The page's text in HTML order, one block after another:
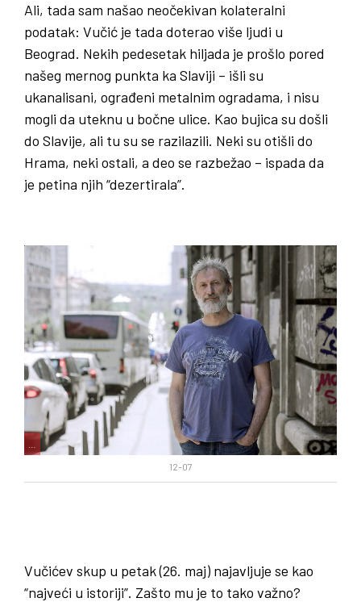
Ali, tada sam našao neočekivan kolateralni
podatak: Vučić je tada doterao više ljudi u
Beograd. Nekih pedesetak hiljada je prošlo pored
našeg mernog punkta ka Slaviji – išli su
ukanalisani, ograđeni metalnim ogradama, i nisu
mogli da uteknu u bočne ulice. Kao bujica su došli
do Slavije, ali tu su se razilazili. Neki su otišli do
Hrama, neki ostali, a deo se razbežao – ispada da
je petina njih “dezertirala”.
12-07
Vučićev skup u petak(26. maj) najavljuje se kao
“najveći u istoriji”. Zašto mu je to tako važno?